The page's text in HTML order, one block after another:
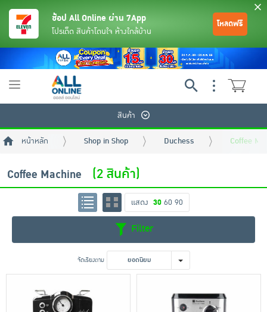
ขนมขบเคี้ยว และช็อคโกแลต
ช้อป All Online ผ่าน 7App
โปรเด็ด สินค้าโดนใจ ห้างใกล้บ้าน
โหลดฟรี
Toggle
สินค้า
หน้าหลัก Shop in Shop Duchess Coffee
Coffee Machine (2 สินค้า)
แสดง 30 60 90
Filter
จัดเรียงตาม ยอดนิยม